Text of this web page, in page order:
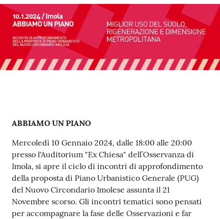
Contenuto
ABBIAMO UN PIANO
Mercoledì 10 Gennaio 2024, dalle 18:00 alle 20:00
presso l'Auditorium "Ex Chiesa" dell’Osservanza di
Imola, si apre il ciclo di incontri di approfondimento
della proposta di Piano Urbanistico Generale (PUG)
del Nuovo Circondario Imolese assunta il 21
Novembre scorso. Gli incontri tematici sono pensati
per accompagnare la fase delle Osservazioni e far